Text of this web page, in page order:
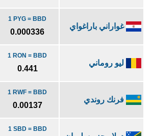
غواراني باراغواي
1 PYG = BBD
0.000336
ليو روماني
1 RON = BBD
0.441
فرنك روندي
1 RWF = BBD
0.00137
1 SBD = BBD